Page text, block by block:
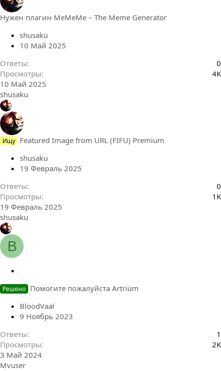
Нужен плагин MeMeMe – The Meme Generator
shusaku
10 Май 2025
Ответы
0
Просмотры
4K
10 Май 2025
shusaku
Ищу Featured Image from URL (FIFU) Premium
shusaku
19 Февраль 2025
Ответы
0
Просмотры
1K
19 Февраль 2025
shusaku
B
к
ы
т
а
Решено Помогите пожалуйста Artrium
BloodVaal
9 Ноябрь 2023
Ответы
1
Просмотры
2K
3 Май 2024
Mvuser